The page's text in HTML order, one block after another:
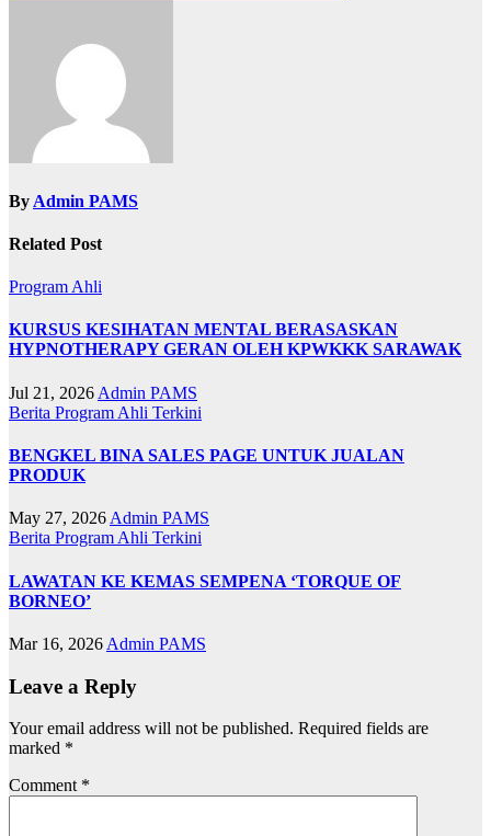
By Admin PAMS
Related Post
Program Ahli
KURSUS KESIHATAN MENTAL BERASASKAN
HYPNOTHERAPY GERAN OLEH KPWKKK SARAWAK
Jul 21, 2026 Admin PAMS
Berita Program Ahli Terkini
BENGKEL BINA SALES PAGE UNTUK JUALAN
PRODUK
May 27, 2026 Admin PAMS
Berita Program Ahli Terkini
LAWATAN KE KEMAS SEMPENA ‘TORQUE OF
BORNEO’
Mar 16, 2026 Admin PAMS
Leave a Reply
Your email address will not be published. Required fields are
marked *
Comment *